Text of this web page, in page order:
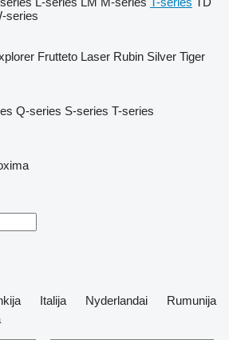
series
Frutteto Laser Rubin Silver Tiger
Q-series S-series T-series
Italija Nyderlandai
Rumunija